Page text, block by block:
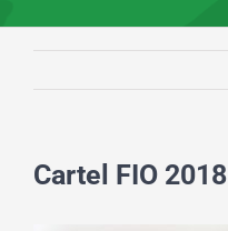
Cartel FIO 2018